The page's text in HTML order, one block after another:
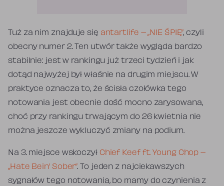
Tuż za nim znajduje się antartlife – „NIE ŚPIĘ”, czyli
obecny numer 2. Ten utwór także wygląda bardzo
stabilnie: jest w rankingu już trzeci tydzień i jak
dotąd najwyżej był właśnie na drugim miejscu. W
praktyce oznacza to, że ścisła czołówka tego
notowania jest obecnie dość mocno zarysowana,
choć przy rankingu trwającym do 26 kwietnia nie
można jeszcze wykluczyć zmiany na podium.
Na 3. miejsce wskoczył Chief Keef ft. Young Chop –
„Hate Bein’ Sober”. To jeden z najciekawszych
sygnałów tego notowania, bo mamy do czynienia z